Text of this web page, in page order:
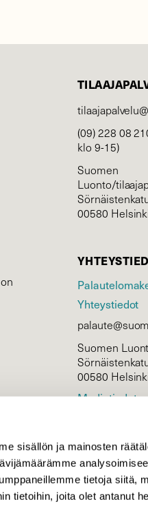
sisällön ja mainosten
tietoja siitä,
tietoihin, joita olet antanut
(09) 228 08
klo 9-15)
Suomen
Luonto/
00580
Yhteystiedot
Suomen
00580
Mediatiedot
KIRJAUDU